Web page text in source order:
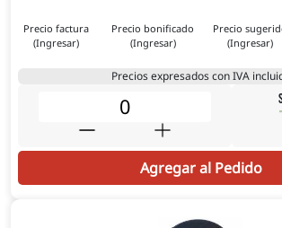
Precio factura
(Ingresar)
Precio bonificado
(Ingresar)
Precio
(Ingresar)
Precios expresados con IVA
Agregar al Pedido